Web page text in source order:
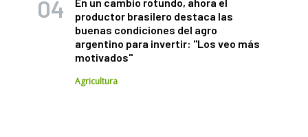
productor brasilero destaca las
buenas condiciones del agro
argentino para invertir: "Los veo más
motivados"
Agricultura